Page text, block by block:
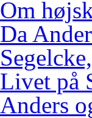
Om
Da
Livet på
Anders